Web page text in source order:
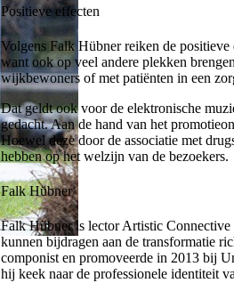
Positieve effecten
Volgens Falk Hübner reiken de
want ook op veel andere plekken
wijkbewoners of met patiënten in een
Dat geldt ook voor de elektronische
gedacht. Aan de hand van het
Hoewel deze door de associatie met
hebben op het welzijn van de bezoekers.
Falk Hübner
Falk Hübner is lector Artistic
kunnen bijdragen aan de transformatie
componist en promoveerde in 2013 bij
hij keek naar de professionele identiteit